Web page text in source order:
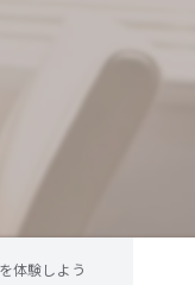
体験しよう